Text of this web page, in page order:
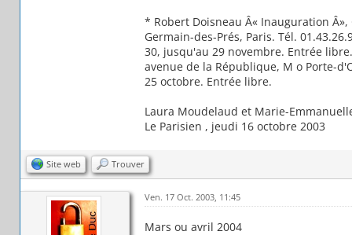
* Robert Doisneau Â« Inauguration
Germain-des-Prés, Paris. Tél.
30, jusqu'au 29 novembre. Entrée
avenue de la République, M o Porte-
25 octobre. Entrée libre.
Laura Moudelaud et Marie-
Le Parisien , jeudi 16 octobre 2003
Site web Trouver
Ven. 17 Oct. 2003, 11:45
Mars ou avril 2004